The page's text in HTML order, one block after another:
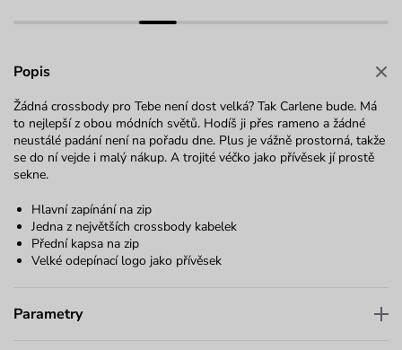
Popis
Žádná crossbody pro Tebe není dost velká? Tak Carlene bude. Má
to nejlepší z obou módních světů. Hodíš ji přes rameno a žádné
neustálé padání není na pořadu dne. Plus je vážně prostorná, takže
se do ní vejde i malý nákup. A trojité véčko jako přívěsek jí prostě
sekne.
Hlavní zapínání na zip
Jedna z největších crossbody kabelek
Přední kapsa na zip
Velké odepínací logo jako přívěsek
Parametry